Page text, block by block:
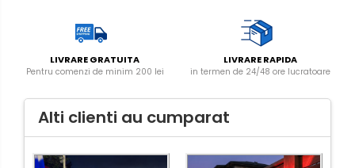
LIVRARE GRATUITA
Pentru comenzi de minim 200 lei
LIVRARE RAPIDA
in termen de 24/48 ore lucratoare
Alti clienti au cumparat